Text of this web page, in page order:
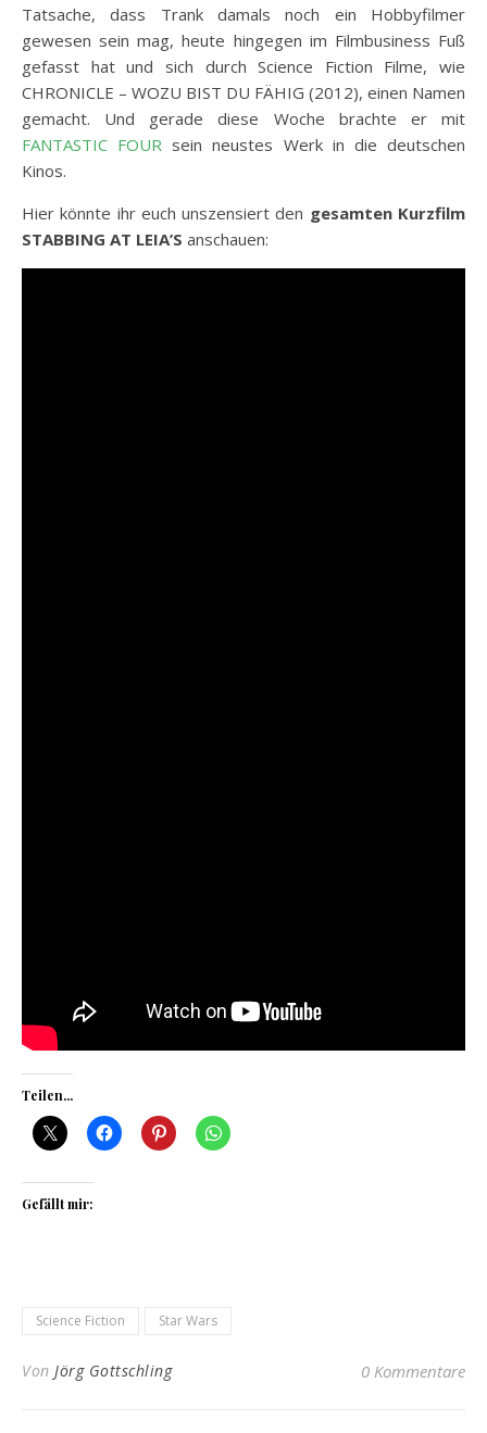
Tatsache, dass Trank damals noch ein Hobbyfilmer
gewesen sein mag, heute hingegen im Filmbusiness Fuß
gefasst hat und sich durch Science Fiction Filme, wie
CHRONICLE – WOZU BIST DU FÄHIG (2012), einen Namen
gemacht. Und gerade diese Woche brachte er mit
FANTASTIC FOUR sein neustes Werk in die deutschen
Kinos.
Hier könnte ihr euch unszensiert den gesamten Kurzfilm
STABBING AT LEIA’S anschauen:
Teilen...
Gefällt mir:
Science Fiction Star Wars
Von Jörg Gottschling 0 Kommentare